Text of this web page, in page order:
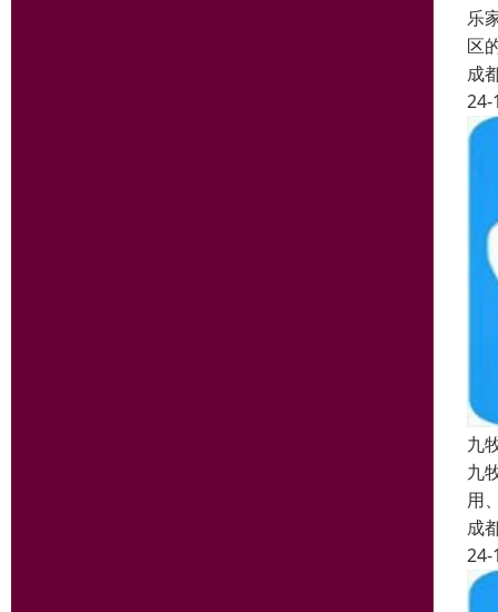
乐
区
成
24-
九
九
用
成
24-